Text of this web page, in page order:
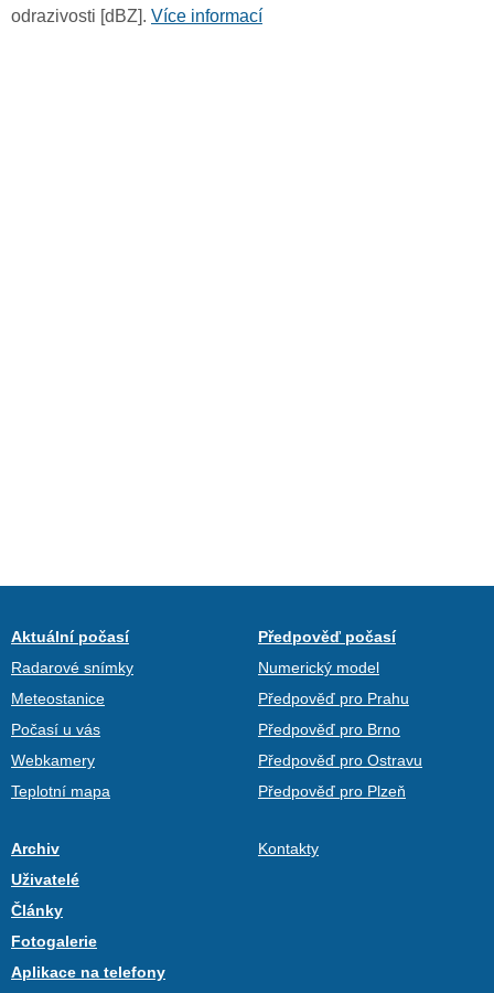
odrazivosti [dBZ]. Více informací
Aktuální počasí
Radarové snímky
Meteostanice
Počasí u vás
Webkamery
Teplotní mapa
Předpověď počasí
Numerický model
Předpověď pro Prahu
Předpověď pro Brno
Předpověď pro Ostravu
Předpověď pro Plzeň
Archiv
Uživatelé
Články
Fotogalerie
Aplikace na telefony
Kontakty